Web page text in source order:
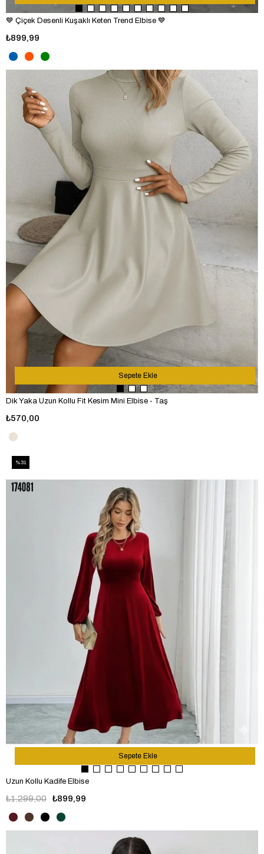
💙 Çiçek Desenli Kuşaklı Keten Trend Elbise 💙
₺899,99
Dik Yaka Uzun Kollu Fit Kesim Mini Elbise - Taş
₺570,00
Sepete Ekle
Uzun Kollu Kadife Elbise
₺899,99
₺1.299,00
Sepete Ekle
%31